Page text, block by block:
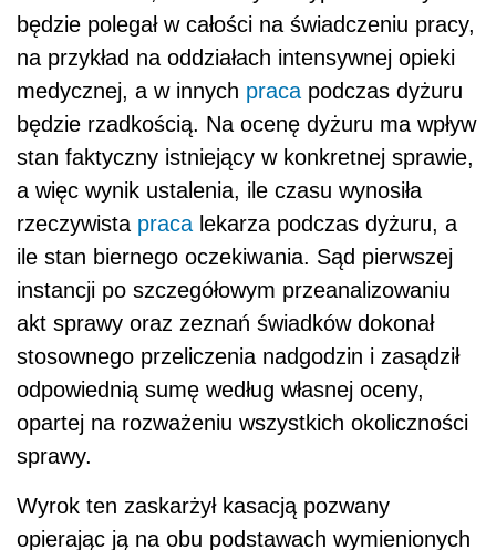
będzie polegał w całości na świadczeniu pracy,
na przykład na oddziałach intensywnej opieki
medycznej, a w innych praca podczas dyżuru
będzie rzadkością. Na ocenę dyżuru ma wpływ
stan faktyczny istniejący w konkretnej sprawie,
a więc wynik ustalenia, ile czasu wynosiła
rzeczywista praca lekarza podczas dyżuru, a
ile stan biernego oczekiwania. Sąd pierwszej
instancji po szczegółowym przeanalizowaniu
akt sprawy oraz zeznań świadków dokonał
stosownego przeliczenia nadgodzin i zasądził
odpowiednią sumę według własnej oceny,
opartej na rozważeniu wszystkich okoliczności
sprawy.
Wyrok ten zaskarżył kasacją pozwany
opierając ją na obu podstawach wymienionych